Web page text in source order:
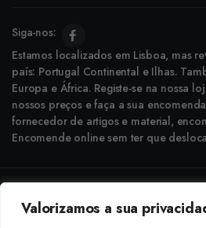
Valorizamos a sua
Siga-nos:
Estamos localizados em Lisboa, mas
país: Portugal Continental e Ilhas.
Europa e África. Registe-se na nossa
nossos preços e faça a sua
fornecedor de artigos e material,
Encomende online sem ter que
Aceitamos: Transferência